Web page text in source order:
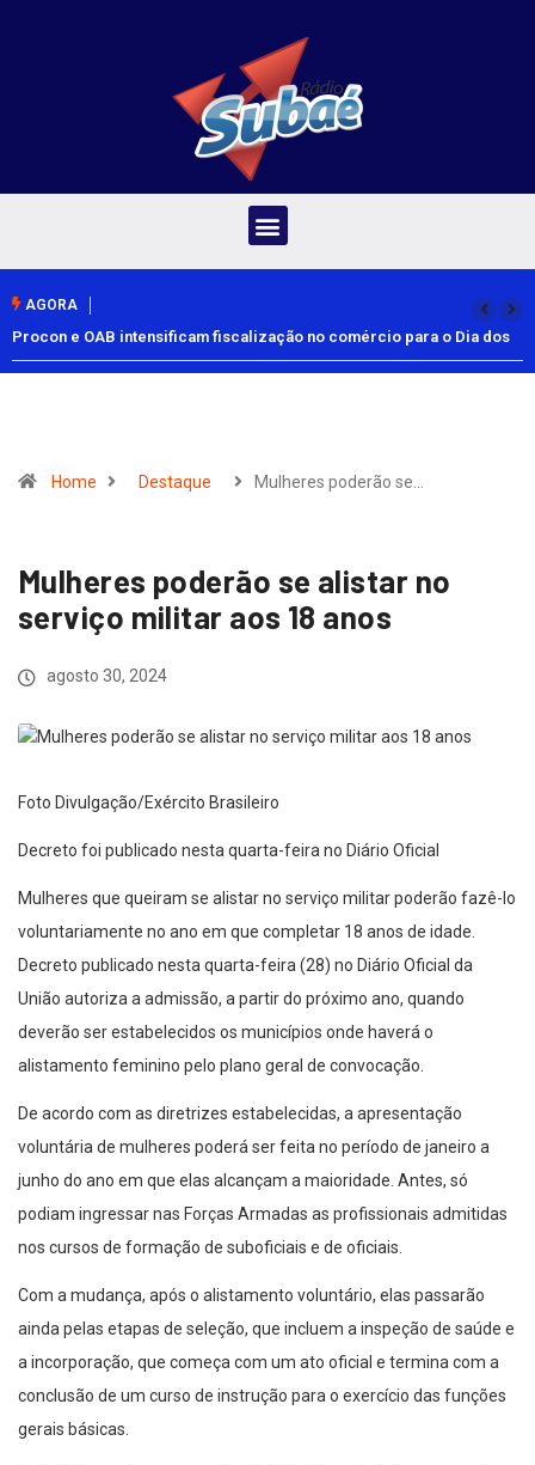
AGORA
Procon e OAB intensificam fiscalização no comércio para o Dia dos
Pais
Home Destaque Mulheres poderão se…
Mulheres poderão se alistar no
serviço militar aos 18 anos
agosto 30, 2024
Foto Divulgação/Exército Brasileiro
Decreto foi publicado nesta quarta-feira no Diário Oficial
Mulheres que queiram se alistar no serviço militar poderão fazê-lo
voluntariamente no ano em que completar 18 anos de idade.
Decreto publicado nesta quarta-feira (28) no Diário Oficial da
União autoriza a admissão, a partir do próximo ano, quando
deverão ser estabelecidos os municípios onde haverá o
alistamento feminino pelo plano geral de convocação.
De acordo com as diretrizes estabelecidas, a apresentação
voluntária de mulheres poderá ser feita no período de janeiro a
junho do ano em que elas alcançam a maioridade. Antes, só
podiam ingressar nas Forças Armadas as profissionais admitidas
nos cursos de formação de suboficiais e de oficiais.
Com a mudança, após o alistamento voluntário, elas passarão
ainda pelas etapas de seleção, que incluem a inspeção de saúde e
a incorporação, que começa com um ato oficial e termina com a
conclusão de um curso de instrução para o exercício das funções
gerais básicas.